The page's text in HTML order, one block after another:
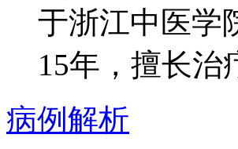
于浙江中医学
15年，擅长治
病例解析